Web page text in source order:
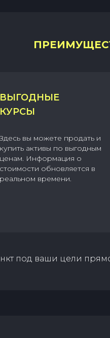
ВЫГОДНЫЕ
КУРСЫ
вы можете продать и
купить активы по выгодным
ценам. Информация о
стоимости обновляется в
реальном времени.
под ваши цели